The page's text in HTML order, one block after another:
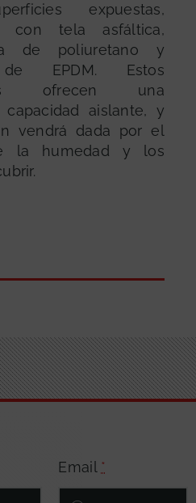
expuestas,
con tela asfáltica,
de poliuretano y
EPDM. Estos
ofrecen una
capacidad aislante, y
vendrá dada por el
la humedad y los
Email *